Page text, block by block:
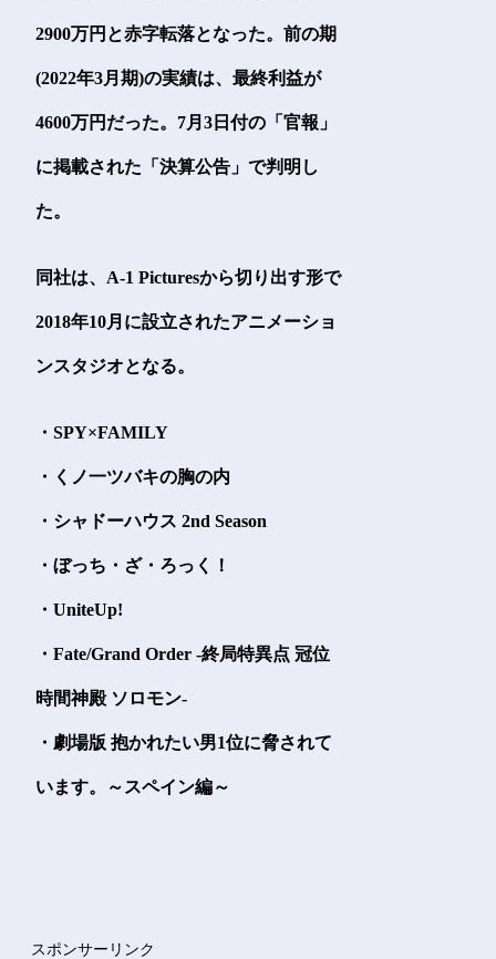
2900万円と赤字転落となった。前の期
(2022年3月期)の実績は、最終利益が
4600万円だった。7月3日付の「官報」
に掲載された「決算公告」で判明し
た。
同社は、A-1 Picturesから切り出す形で
2018年10月に設立されたアニメーショ
ンスタジオとなる。
・SPY×FAMILY
・くノ一ツバキの胸の内
・シャドーハウス 2nd Season
・ぼっち・ざ・ろっく！
・UniteUp!
・Fate/Grand Order -終局特異点 冠位
時間神殿 ソロモン-
・劇場版 抱かれたい男1位に脅されて
います。～スペイン編～
スポンサーリンク